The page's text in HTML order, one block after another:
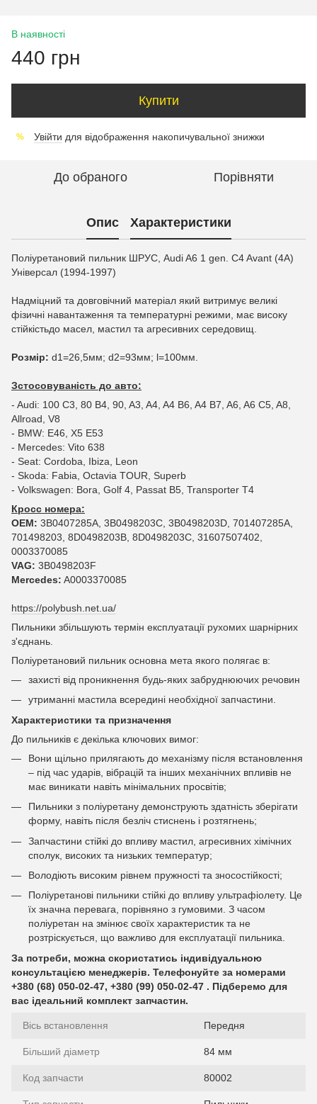
В наявності
440 грн
Купити
% Увійти для відображення накопичувальної знижки
До обраного Порівняти
Опис Характеристики
Поліуретановий пильник ШРУС, Audi A6 1 gen. C4 Avant (4A)
Універсал (1994-1997)
Надміцний та довговічний матеріал який витримує великі
фізичні навантаження та температурні режими, має високу
стійкістьдо масел, мастил та агресивних середовищ.
Розмір: d1=26,5мм; d2=93мм; l=100мм.
Зстосовуваність до авто:
- Audi: 100 C3, 80 B4, 90, A3, A4, A4 B6, A4 B7, A6, A6 C5, A8,
Allroad, V8
- BMW: E46, X5 E53
- Mercedes: Vito 638
- Seat: Cordoba, Ibiza, Leon
- Skoda: Fabia, Octavia TOUR, Superb
- Volkswagen: Bora, Golf 4, Passat B5, Transporter T4
Кросс номера:
OEM: 3B0407285A, 3B0498203C, 3B0498203D, 701407285A,
701498203, 8D0498203B, 8D0498203C, 31607507402,
0003370085
VAG: 3B0498203F
Mercedes: A0003370085
https://polybush.net.ua/
Пильники збільшують термін експлуатації рухомих шарнірних
з'єднань.
Поліуретановий пильник основна мета якого полягає в:
захисті від проникнення будь-яких забруднюючих речовин
утриманні мастила всередині необхідної запчастини.
Характеристики та призначення
До пильників є декілька ключових вимог:
Вони щільно прилягають до механізму після встановлення
– під час ударів, вібрацій та інших механічних впливів не
має виникати навіть мінімальних просвітів;
Пильники з поліуретану демонструють здатність зберігати
форму, навіть після безліч стиснень і розтягнень;
Запчастини стійкі до впливу мастил, агресивних хімічних
сполук, високих та низьких температур;
Володіють високим рівнем пружності та зносостійкості;
Поліуретанові пильники стійкі до впливу ультрафіолету. Це
їх значна перевага, порівняно з гумовими. З часом
поліуретан на змінює своїх характеристик та не
розтріскується, що важливо для експлуатації пильника.
За потреби, можна скористатись індивідуальною
консультацією менеджерів. Телефонуйте за номерами
+380 (68) 050-02-47, +380 (99) 050-02-47 . Підберемо для
вас ідеальний комплект запчастин.
Вісь встановлення Передня
Більший діаметр 84 мм
Код запчасти 80002